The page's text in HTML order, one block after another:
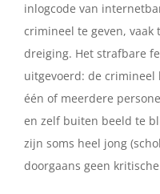
inlogcode van
crimineel te geven, vaak
dreiging. Het strafbare
uitgevoerd: de crimineel
één of meerdere
en zelf buiten beeld te
zijn soms heel jong
doorgaans geen